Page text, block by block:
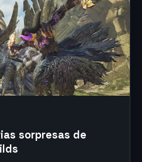
sorpresas de